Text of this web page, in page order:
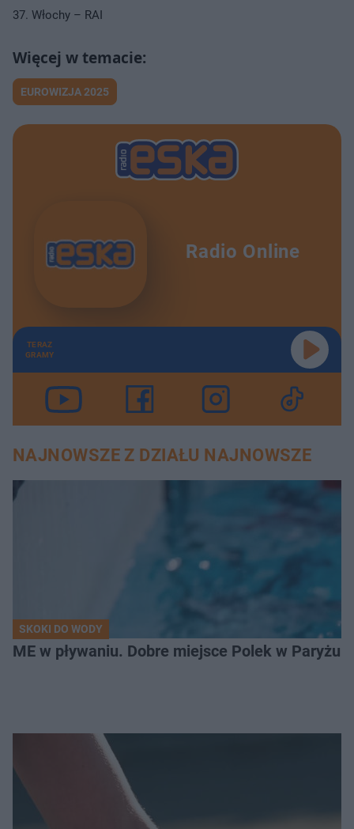
Włochy – RAI
EUROWIZJA 2025
Radio Online
TERAZ
GRAMY
NAJNOWSZE Z DZIAŁU NAJNOWSZE
SKOKI DO WODY
ME w pływaniu. Dobre miejsce Polek w Paryżu